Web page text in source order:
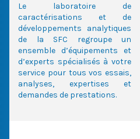
Le laboratoire de
caractérisations et de
développements analytiques
de la SFC regroupe un
ensemble d’équipements et
d’experts spécialisés à votre
service pour tous vos essais,
analyses, expertises et
demandes de prestations.